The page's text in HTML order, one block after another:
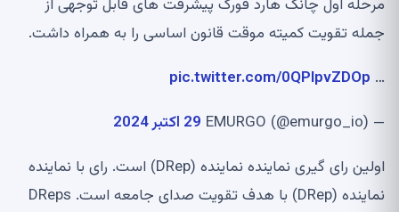
مرحله اول چانگ هارد فورک پیشرفت های قابل توجهی از
جمله تقویت کمیته موقت قانون اساسی را به همراه داشت.
…
pic.twitter.com/0QPIpvZDOp
— EMURGO (@emurgo_io)
29 اکتبر 2024
اولین رای گیری نماینده نماینده (DRep) است. رای با نماینده
نماینده (DRep) با هدف تقویت صدای جامعه است. DReps